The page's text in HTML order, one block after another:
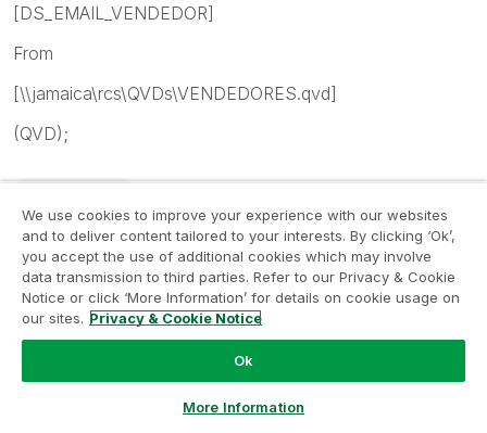
[DS_EMAIL_VENDEDOR]
From
[\\jamaica\rcs\QVDs\VENDEDORES.qvd]
(QVD);
0 Likes Reply
Marcio_CampestrIni
In response to
We use cookies to improve your experience with our websites
and to deliver content tailored to your interests. By clicking ‘Ok’,
you accept the use of additional cookies which may involve
data transmission to third parties. Refer to our Privacy & Cookie
Notice or click ‘More Information’ for details on cookie usage on
our sites. Privacy & Cookie Notice
Ok
More Information